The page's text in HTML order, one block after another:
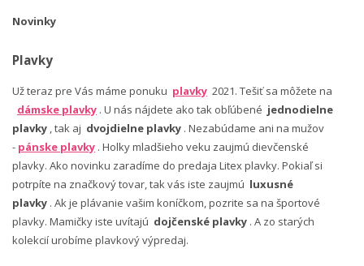
Novinky
Plavky
Už teraz pre Vás máme ponuku plavky 2021. Tešiť sa môžete na
dámske plavky . U nás nájdete ako tak obľúbené jednodielne
plavky , tak aj dvojdielne plavky . Nezabúdame ani na mužov
- pánske plavky . Holky mladšieho veku zaujmú dievčenské
plavky. Ako novinku zaradíme do predaja Litex plavky. Pokiaľ si
potrpíte na značkový tovar, tak vás iste zaujmú luxusné
plavky . Ak je plávanie vašim koníčkom, pozrite sa na športové
plavky. Mamičky iste uvítajú dojčenské plavky . A zo starých
kolekcií urobíme plavkový výpredaj.